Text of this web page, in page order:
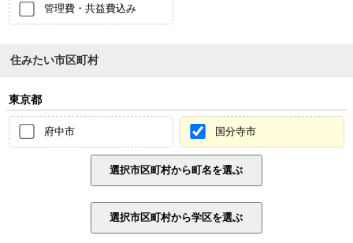
管理費・共益費込み
住みたい市区町村
東京都
府中市 国分寺市